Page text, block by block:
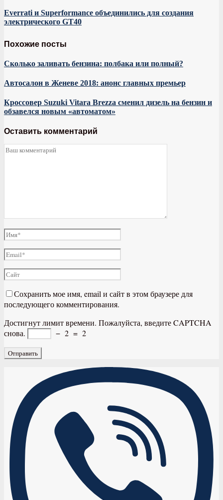
Everrati и Superformance объединились для создания
электрического GT40
Похожие посты
Сколько заливать бензина: полбака или полный?
Автосалон в Женеве 2018: анонс главных премьер
Кроссовер Suzuki Vitara Brezza сменил дизель на бензин и
обзавелся новым «автоматом»
Оставить комментарий
Сохранить мое имя, email и сайт в этом браузере для
последующего комментирования.
Достигнут лимит времени. Пожалуйста, введите CAPTCHA
снова.
− 2 = 2